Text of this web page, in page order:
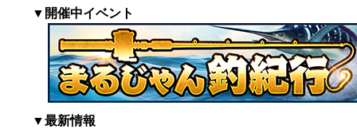
▼開催中イベント
▼最新情報